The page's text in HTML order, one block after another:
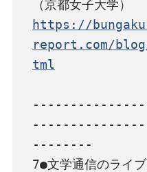
https://
report.com/
tml
--------
7●文学通信のライ